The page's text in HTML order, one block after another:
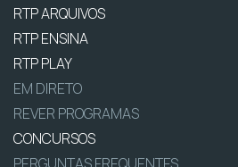
RTP ARQUIVOS
RTP ENSINA
RTP PLAY
EM DIRETO
REVER PROGRAMAS
CONCURSOS